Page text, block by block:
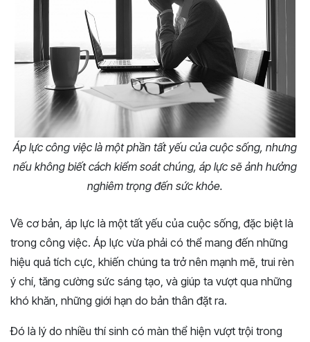
Áp lực công việc là một phần tất yếu của cuộc sống, nhưng
nếu không biết cách kiểm soát chúng, áp lực sẽ ảnh hưởng
nghiêm trọng đến sức khỏe.
Về cơ bản, áp lực là một tất yếu của cuộc sống, đặc biệt là
trong công việc. Áp lực vừa phải có thể mang đến những
hiệu quả tích cực, khiến chúng ta trở nên mạnh mẽ, trui rèn
ý chí, tăng cường sức sáng tạo, và giúp ta vượt qua những
khó khăn, những giới hạn do bản thân đặt ra.
Đó là lý do nhiều thí sinh có màn thể hiện vượt trội trong